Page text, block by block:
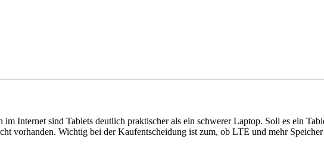
Internet sind Tablets deutlich praktischer als ein schwerer Laptop. Soll es ein
vorhanden. Wichtig bei der Kaufentscheidung ist zum, ob LTE und mehr